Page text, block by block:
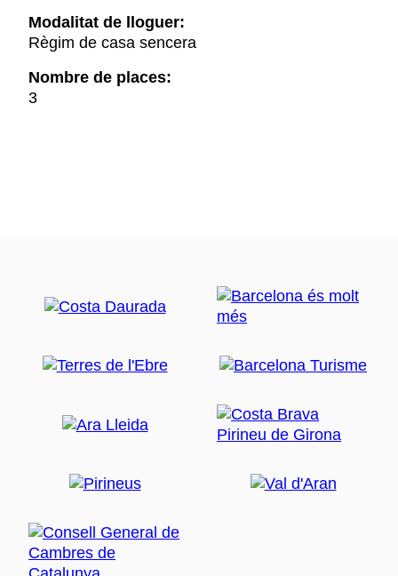
Modalitat de lloguer:
Règim de casa sencera
Nombre de places:
3